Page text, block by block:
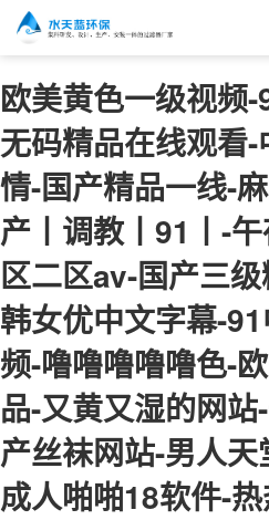
欧美黄色一级视频
无码精品在线观看
情-国产精品一线-
产丨调教丨91丨-
区二区av-国产三
韩女优中文字幕-
频-噜噜噜噜噜色-
品-又黄又湿的网
产丝袜网站-男人
成人啪啪18软件-